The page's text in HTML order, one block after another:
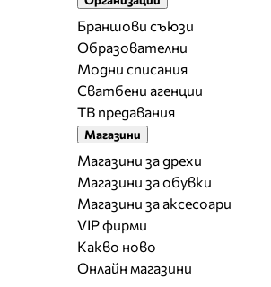
Браншови съюзи
Образователни
Модни списания
Сватбени агенции
ТВ предавания
Магазини
Магазини за дрехи
Магазини за обувки
Магазини за aксесоари
VIP фирми
Какво ново
Онлайн магазини